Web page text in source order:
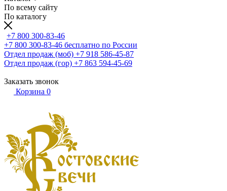
По всему сайту
По каталогу
+7 800 300-83-46
+7 800 300-83-46 бесплатно по России
Отдел продаж (моб) +7 918 586-45-87
Отдел продаж (гор) +7 863 594-45-69
Заказать звонок
Корзина 0